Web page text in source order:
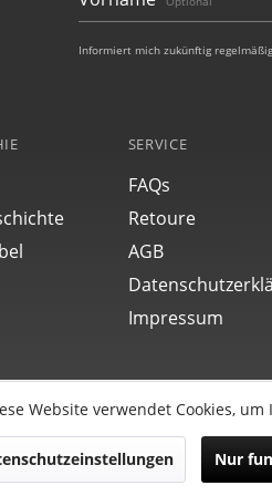
Informiert mich zukünftig
SERVICE
FAQs
Retoure
AGB
Impressum
GmbH | Alle Rechte reserviert.
Website verwendet Cookies,
Nur